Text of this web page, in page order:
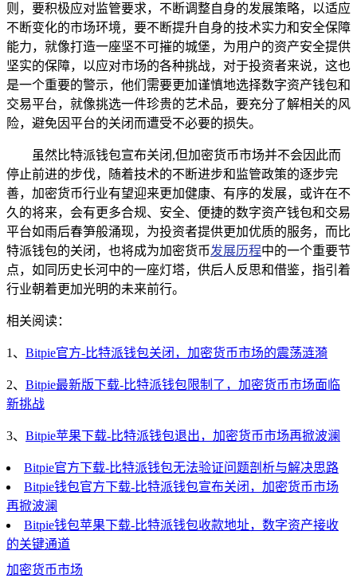
则，要积极应对监管要求，不断调整自身的发展策略，以适应
不断变化的市场环境，要不断提升自身的技术实力和安全保障
能力，就像打造一座坚不可摧的城堡，为用户的资产安全提供
坚实的保障，以应对市场的各种挑战，对于投资者来说，这也
是一个重要的警示，他们需要更加谨慎地选择数字资产钱包和
交易平台，就像挑选一件珍贵的艺术品，要充分了解相关的风
险，避免因平台的关闭而遭受不必要的损失。
虽然比特派钱包宣布关闭,但加密货币市场并不会因此而
停止前进的步伐，随着技术的不断进步和监管政策的逐步完
善，加密货币行业有望迎来更加健康、有序的发展，或许在不
久的将来，会有更多合规、安全、便捷的数字资产钱包和交易
平台如雨后春笋般涌现，为投资者提供更加优质的服务，而比
特派钱包的关闭，也将成为加密货币发展历程中的一个重要节
点，如同历史长河中的一座灯塔，供后人反思和借鉴，指引着
行业朝着更加光明的未来前行。
相关阅读：
1、 Bitpie官方-比特派钱包关闭，加密货币市场的震荡涟漪
2、 Bitpie最新版下载-比特派钱包限制了，加密货币市场面临
新挑战
3、 Bitpie苹果下载-比特派钱包退出，加密货币市场再掀波澜
Bitpie官方下载-比特派钱包无法验证问题剖析与解决思路
Bitpie钱包官方下载-比特派钱包宣布关闭，加密货币市场
再掀波澜
Bitpie钱包苹果下载-比特派钱包收款地址，数字资产接收
的关键通道
加密货币市场